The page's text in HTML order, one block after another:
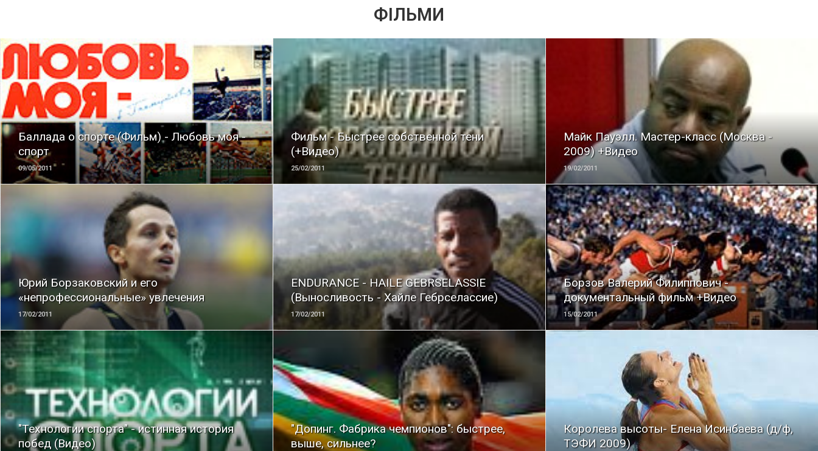
ФІЛЬМИ
Баллада о спорте (Фильм) - Любовь моя -
спорт
09/05/2011
ЧИТАТЬ
Фильм - Быстрее собственной тени
(+Видео)
25/02/2011
ЧИТАТЬ
Майк Пауэлл. Мастер-класс (Москва -
2009) +Видео
19/02/2011
ЧИТАТЬ
Юрий Борзаковский и его
«непрофессиональные» увлечения
17/02/2011
ЧИТАТЬ
ENDURANCE - HAILE GEBRSELASSIE
(Выносливость - Хайле Гебрселассие)
17/02/2011
ЧИТАТЬ
Борзов Валерий Филиппович -
документальный фильм +Видео
15/02/2011
ЧИТАТЬ
"Технологии спорта" - истинная история
побед (Видео)
ЧИТАТЬ
"Допинг. Фабрика чемпионов": быстрее,
выше, сильнее?
ЧИТАТЬ
Королева высоты- Елена Исинбаева (д/ф,
ТЭФИ 2009)
ЧИТАТЬ